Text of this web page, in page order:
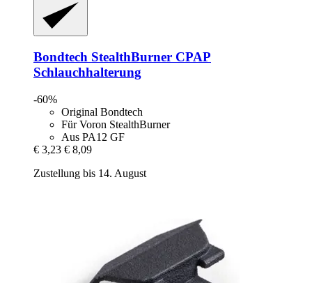
Bondtech StealthBurner CPAP
Schlauchhalterung
-60%
Original Bondtech
Für Voron StealthBurner
Aus PA12 GF
€ 3,23 € 8,09
Zustellung bis 14. August